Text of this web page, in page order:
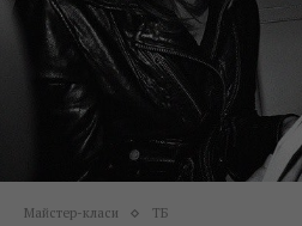
Майстер-класи ТБ